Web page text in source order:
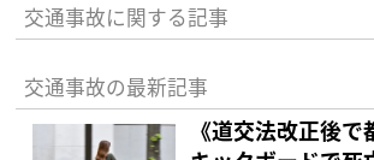
交通事故に関する記事
交通事故の最新記事
《道交法改正後